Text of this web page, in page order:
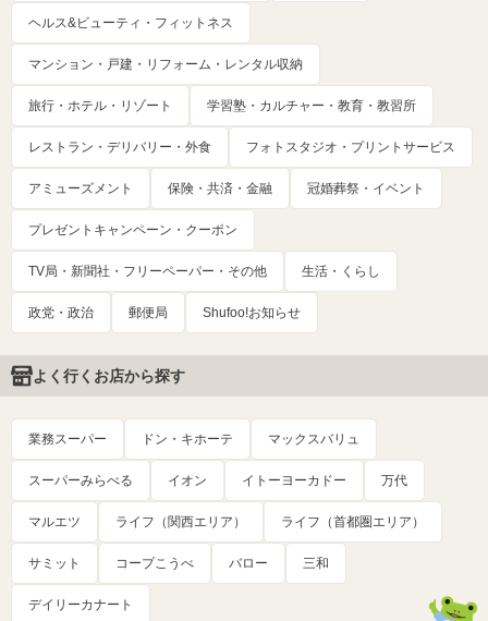
ヘルス&ビューティ・フィットネス
マンション・戸建・リフォーム・レンタル収納
旅行・ホテル・リゾート 学習塾・カルチャー・教育・教習所
レストラン・デリバリー・外食 フォトスタジオ・プリントサービス
アミューズメント 保険・共済・金融 冠婚葬祭・イベント
プレゼントキャンペーン・クーポン
TV局・新聞社・フリーペーパー・その他 生活・くらし
政党・政治 郵便局 Shufoo!お知らせ
よく行くお店から探す
業務スーパー ドン・キホーテ マックスバリュ
スーパーみらべる イオン イトーヨーカドー 万代
マルエツ ライフ（関西エリア） ライフ（首都圏エリア）
サミット コープこうべ バロー 三和
デイリーカナート